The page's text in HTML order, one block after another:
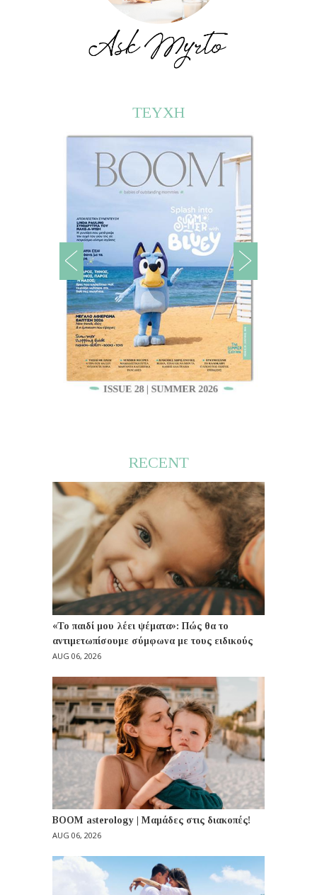
ΤΕΥΧΗ
RECENT
«Το παιδί μου λέει ψέματα»: Πώς θα το
αντιμετωπίσουμε σύμφωνα με τους ειδικούς
AUG 06, 2026
BOOM asterology | Μαμάδες στις διακοπές!
AUG 06, 2026